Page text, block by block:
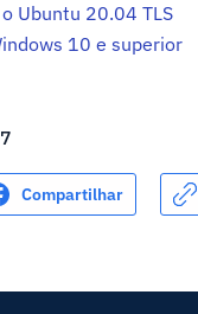
Ubuntu 20.04 TLS
10 e superior
Compartilhar